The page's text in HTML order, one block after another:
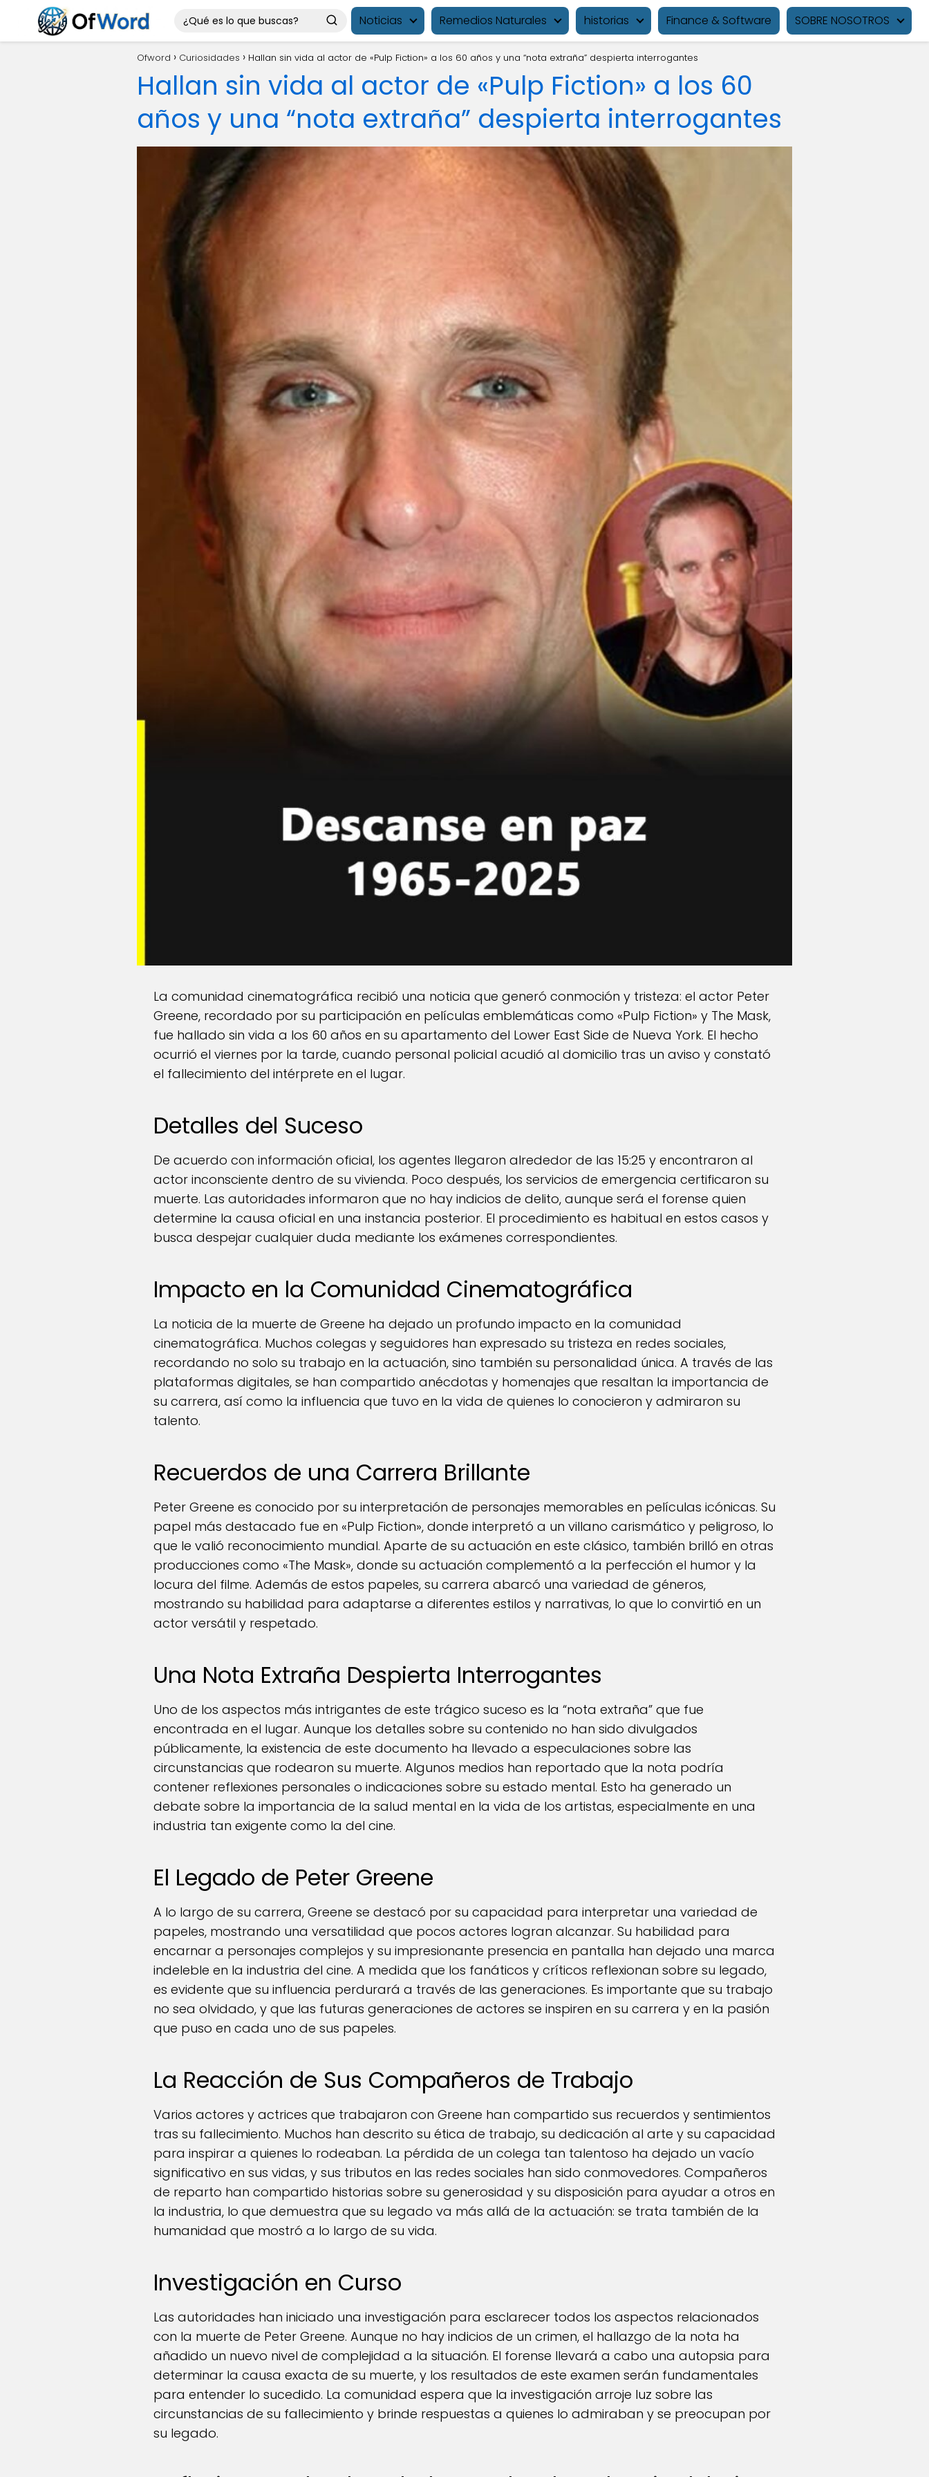
Noticias Remedios Naturales historias Finance & Software SOBRE NOSOTROS
Ofword Curiosidades Hallan sin vida al actor de «Pulp Fiction» a los 60 años y una “nota extraña” despierta interrogantes
Hallan sin vida al actor de «Pulp Fiction» a los 60
años y una “nota extraña” despierta interrogantes
La comunidad cinematográfica recibió una noticia que generó conmoción y tristeza: el actor Peter
Greene, recordado por su participación en películas emblemáticas como «Pulp Fiction» y The Mask,
fue hallado sin vida a los 60 años en su apartamento del Lower East Side de Nueva York. El hecho
ocurrió el viernes por la tarde, cuando personal policial acudió al domicilio tras un aviso y constató
el fallecimiento del intérprete en el lugar.
Detalles del Suceso
De acuerdo con información oficial, los agentes llegaron alrededor de las 15:25 y encontraron al
actor inconsciente dentro de su vivienda. Poco después, los servicios de emergencia certificaron su
muerte. Las autoridades informaron que no hay indicios de delito, aunque será el forense quien
determine la causa oficial en una instancia posterior. El procedimiento es habitual en estos casos y
busca despejar cualquier duda mediante los exámenes correspondientes.
Impacto en la Comunidad Cinematográfica
La noticia de la muerte de Greene ha dejado un profundo impacto en la comunidad
cinematográfica. Muchos colegas y seguidores han expresado su tristeza en redes sociales,
recordando no solo su trabajo en la actuación, sino también su personalidad única. A través de las
plataformas digitales, se han compartido anécdotas y homenajes que resaltan la importancia de
su carrera, así como la influencia que tuvo en la vida de quienes lo conocieron y admiraron su
talento.
Recuerdos de una Carrera Brillante
Peter Greene es conocido por su interpretación de personajes memorables en películas icónicas. Su
papel más destacado fue en «Pulp Fiction», donde interpretó a un villano carismático y peligroso, lo
que le valió reconocimiento mundial. Aparte de su actuación en este clásico, también brilló en otras
producciones como «The Mask», donde su actuación complementó a la perfección el humor y la
locura del filme. Además de estos papeles, su carrera abarcó una variedad de géneros,
mostrando su habilidad para adaptarse a diferentes estilos y narrativas, lo que lo convirtió en un
actor versátil y respetado.
Una Nota Extraña Despierta Interrogantes
Uno de los aspectos más intrigantes de este trágico suceso es la “nota extraña” que fue
encontrada en el lugar. Aunque los detalles sobre su contenido no han sido divulgados
públicamente, la existencia de este documento ha llevado a especulaciones sobre las
circunstancias que rodearon su muerte. Algunos medios han reportado que la nota podría
contener reflexiones personales o indicaciones sobre su estado mental. Esto ha generado un
debate sobre la importancia de la salud mental en la vida de los artistas, especialmente en una
industria tan exigente como la del cine.
El Legado de Peter Greene
A lo largo de su carrera, Greene se destacó por su capacidad para interpretar una variedad de
papeles, mostrando una versatilidad que pocos actores logran alcanzar. Su habilidad para
encarnar a personajes complejos y su impresionante presencia en pantalla han dejado una marca
indeleble en la industria del cine. A medida que los fanáticos y críticos reflexionan sobre su legado,
es evidente que su influencia perdurará a través de las generaciones. Es importante que su trabajo
no sea olvidado, y que las futuras generaciones de actores se inspiren en su carrera y en la pasión
que puso en cada uno de sus papeles.
La Reacción de Sus Compañeros de Trabajo
Varios actores y actrices que trabajaron con Greene han compartido sus recuerdos y sentimientos
tras su fallecimiento. Muchos han descrito su ética de trabajo, su dedicación al arte y su capacidad
para inspirar a quienes lo rodeaban. La pérdida de un colega tan talentoso ha dejado un vacío
significativo en sus vidas, y sus tributos en las redes sociales han sido conmovedores. Compañeros
de reparto han compartido historias sobre su generosidad y su disposición para ayudar a otros en
la industria, lo que demuestra que su legado va más allá de la actuación: se trata también de la
humanidad que mostró a lo largo de su vida.
Investigación en Curso
Las autoridades han iniciado una investigación para esclarecer todos los aspectos relacionados
con la muerte de Peter Greene. Aunque no hay indicios de un crimen, el hallazgo de la nota ha
añadido un nuevo nivel de complejidad a la situación. El forense llevará a cabo una autopsia para
determinar la causa exacta de su muerte, y los resultados de este examen serán fundamentales
para entender lo sucedido. La comunidad espera que la investigación arroje luz sobre las
circunstancias de su fallecimiento y brinde respuestas a quienes lo admiraban y se preocupan por
su legado.